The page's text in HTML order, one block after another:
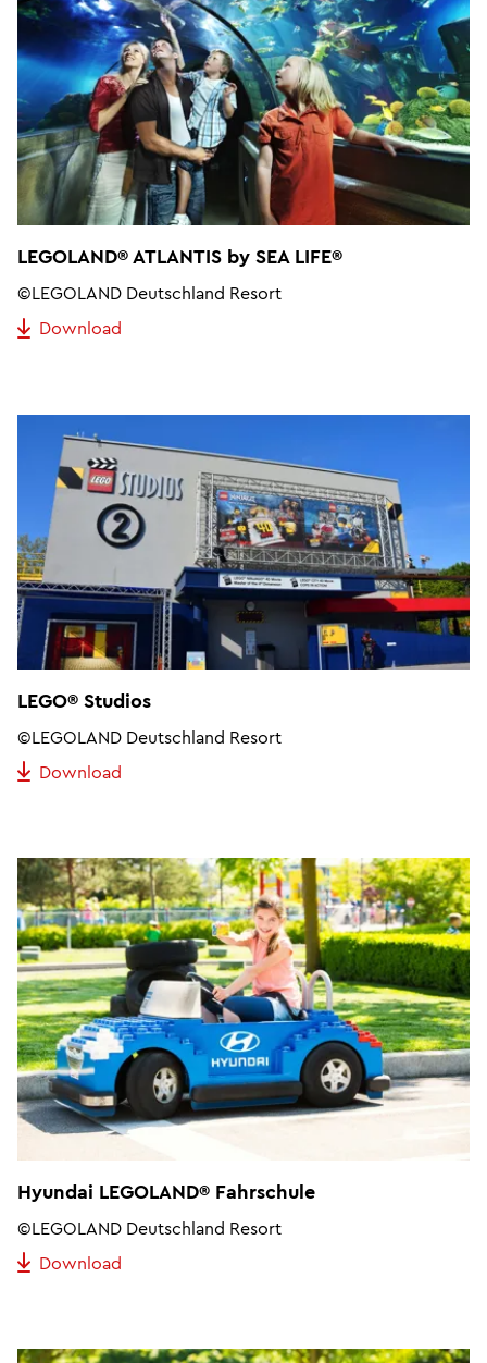
LEGOLAND® ATLANTIS by SEA LIFE®
©LEGOLAND Deutschland Resort
Download
LEGO® Studios
©LEGOLAND Deutschland Resort
Download
Hyundai LEGOLAND® Fahrschule
©LEGOLAND Deutschland Resort
Download